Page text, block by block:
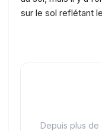
sur le sol reflétant
Depuis plus de